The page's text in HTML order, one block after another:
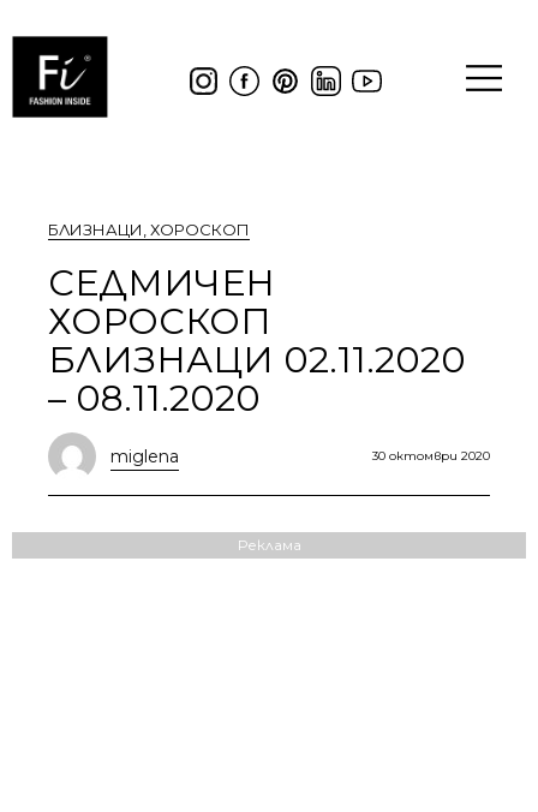
БЛИЗНАЦИ ХОРОСКОП
СЕДМИЧЕН
ХОРОСКОП
БЛИЗНАЦИ 02.11.2020
– 08.11.2020
miglena 30 октомври 2020
Реклама